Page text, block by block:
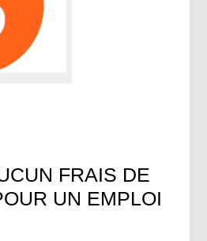
FRAIS DE
UN EMPLOI